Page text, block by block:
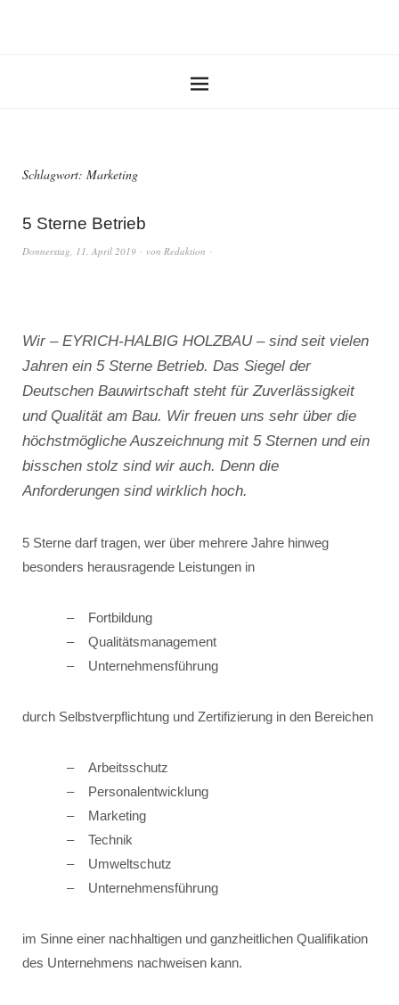
Schlagwort: Marketing
5 Sterne Betrieb
Donnerstag, 11. April 2019 von Redaktion
Wir – EYRICH-HALBIG HOLZBAU – sind seit vielen
Jahren ein 5 Sterne Betrieb. Das Siegel der
Deutschen Bauwirtschaft steht für Zuverlässigkeit
und Qualität am Bau. Wir freuen uns sehr über die
höchstmögliche Auszeichnung mit 5 Sternen und ein
bisschen stolz sind wir auch. Denn die
Anforderungen sind wirklich hoch.
5 Sterne darf tragen, wer über mehrere Jahre hinweg
besonders herausragende Leistungen in
Fortbildung
Qualitätsmanagement
Unternehmensführung
durch Selbstverpflichtung und Zertifizierung in den Bereichen
Arbeitsschutz
Personalentwicklung
Marketing
Technik
Umweltschutz
Unternehmensführung
im Sinne einer nachhaltigen und ganzheitlichen Qualifikation
des Unternehmens nachweisen kann.